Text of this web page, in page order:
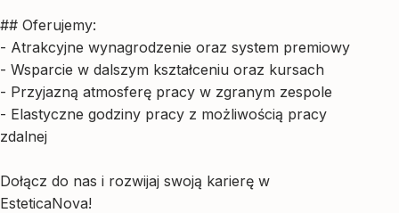
## Oferujemy:
- Atrakcyjne wynagrodzenie oraz system premiowy
- Wsparcie w dalszym kształceniu oraz kursach
- Przyjazną atmosferę pracy w zgranym zespole
- Elastyczne godziny pracy z możliwością pracy
zdalnej
Dołącz do nas i rozwijaj swoją karierę w
EsteticaNova!